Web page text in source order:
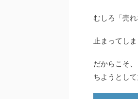
むしろ「売
止まってし
だからこそ
ちようとして